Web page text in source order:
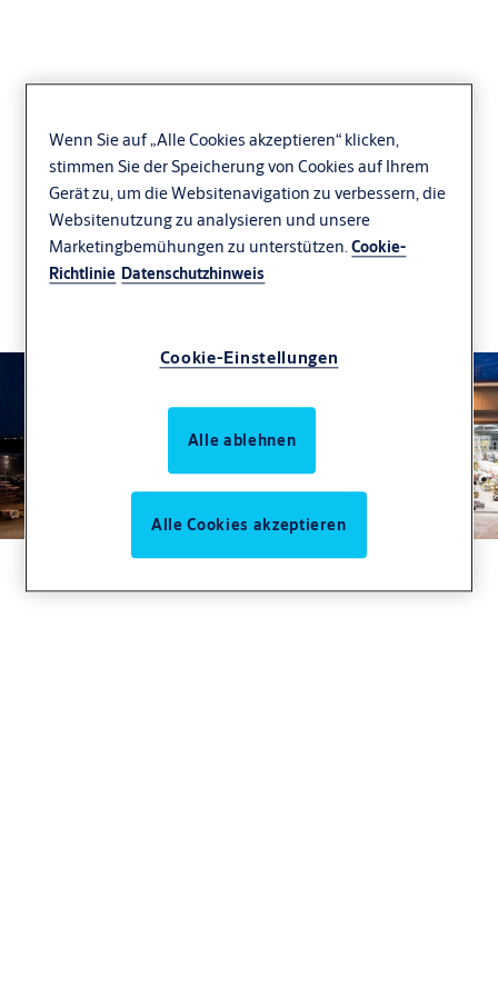
Luftfahrtindustrie
Flugzeughangartore sind häufig starkem Wind und
anderen rauen Bedingungen ausgesetzt. Unsere
Torlösungen erfüllen alle Sicherheits- und
Wenn Sie auf „Alle Cookies akzeptieren“ klicken,
stimmen Sie der Speicherung von Cookies auf Ihrem
Gerät zu, um die Websitenavigation zu verbessern, die
Websitenutzung zu analysieren und unsere
Marketingbemühungen zu unterstützen.Cookie-
Richtlinie Datenschutzhinweis
Cookie-Einstellungen
Alle ablehnen
Alle Cookies akzeptieren